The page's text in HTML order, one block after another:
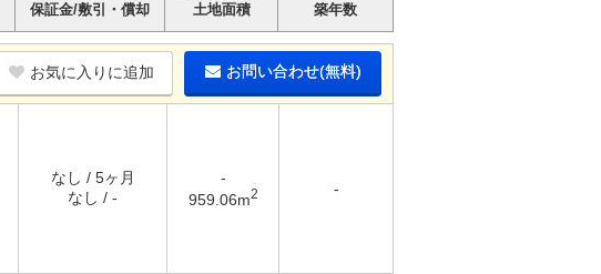
保証金/敷引・償却
土地面積
築年数
お気に入りに追加 お問い合わせ(無料)
なし / 5ヶ月
なし / -
-
959.06m2 -